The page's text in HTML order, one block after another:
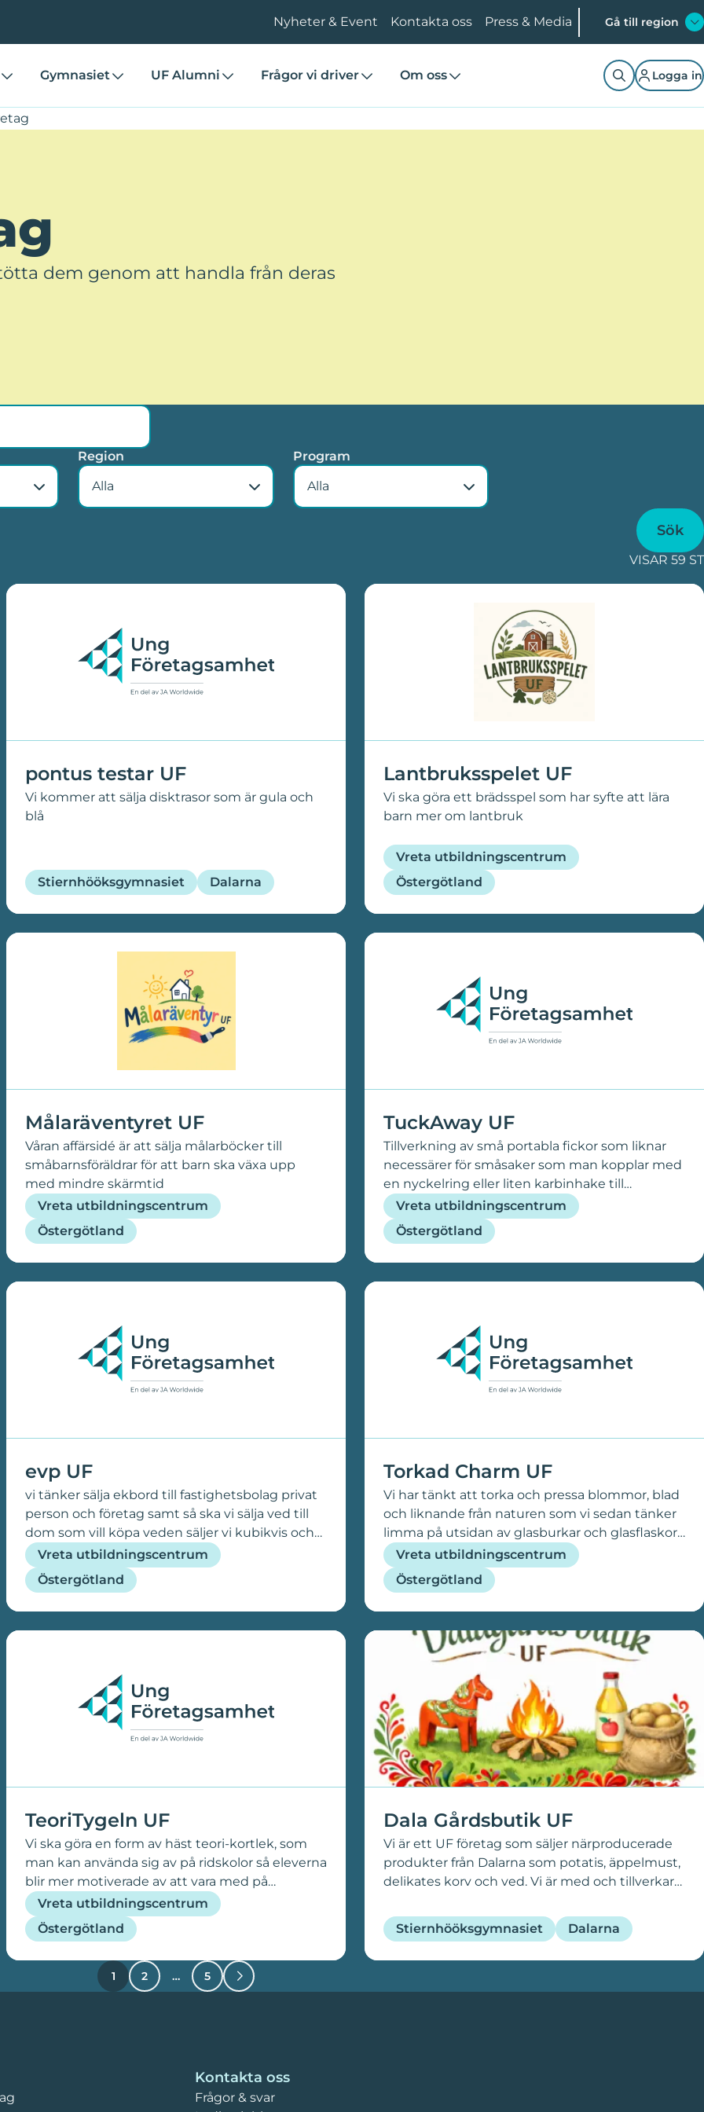
Nyheter & Event Kontakta oss Press & Media Gå till region
Gymnasiet UF Alumni Frågor vi driver Om oss Logga in
dem genom att handla från deras
Region
Alla
Program
Alla
VISAR 59 ST
pontus testar UF
Vi kommer att sälja disktrasor som är gula och
blå
Stiernhööksgymnasiet Dalarna
Lantbruksspelet UF
Vi ska göra ett brädsspel som har syfte att lära
barn mer om lantbruk
Vreta utbildningscentrum
Östergötland
Målaräventyret UF
Våran affärsidé är att sälja målarböcker till
småbarnsföräldrar för att barn ska växa upp
med mindre skärmtid
Vreta utbildningscentrum
Östergötland
TuckAway UF
Tillverkning av små portabla fickor som liknar
necessärer för småsaker som man kopplar med
en nyckelring eller liten karbinhake till
exempelvis väskor, nycklar, jeans eller andra
ställen för att lätt kunna förvara och/eller ta med
sig småsaker. Detta för att kanske slippa ha
med sig en väska eller få bättre ordning i
väskan. Man kan förvara nycklar, hörlurar,
på. Vi tillverkar dessa själva av begagnade tyger
och det kommer finnas 2 olika storlekar och
designs. Den är necessär liknande med en
förslutning av antingen knapp eller en annan
Vreta utbildningscentrum
Östergötland
evp UF
vi tänker sälja ekbord till fastighetsbolag privat
person och företag samt så ska vi sälja ved till
dom som vill köpa veden säljer vi kubikvis och
borden beroende på hur dom ska se ut
Vreta utbildningscentrum
Östergötland
Torkad Charm UF
Vi har tänkt att torka och pressa blommor, blad
och liknande från naturen som vi sedan tänker
limma på utsidan av glasburkar och glasflaskor.
Dessa blir då ljuslyktor som man kan sätta ljus i
och använda som dekoration i hemmet.
Vreta utbildningscentrum
Östergötland
TeoriTygeln UF
Vi ska göra en form av häst teori-kortlek, som
man kan använda sig av på ridskolor så eleverna
blir mer motiverade av att vara med på
teorilektionerna.
Vreta utbildningscentrum
Östergötland
Dala Gårdsbutik UF
Vi är ett UF företag som säljer närproducerade
produkter från Dalarna som potatis, äppelmust,
delikates korv och ved. Vi är med och tillverkar
produkterna ska vara hållbara och miljövänliga.
Vi har en stor målgrupp då alla vill äta gott och
känna att man bidrar till att stärka den
Stiernhööksgymnasiet Dalarna
Paginering
1 2 … 5
Kontakta oss
Frågor & svar